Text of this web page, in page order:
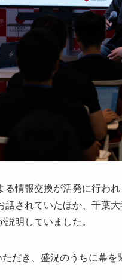
情報交換が活発に行わ
されていたほか、千葉
説明していました。
だき、盛況のうちに幕を